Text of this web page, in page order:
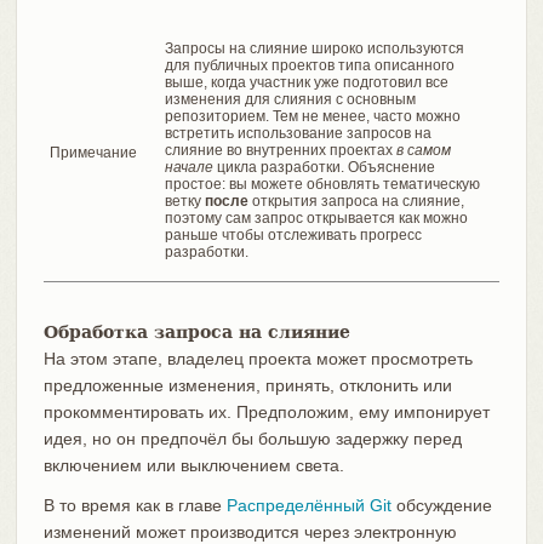
Примечание
Запросы на слияние широко используются
для публичных проектов типа описанного
выше, когда участник уже подготовил все
изменения для слияния с основным
репозиторием. Тем не менее, часто можно
встретить использование запросов на
слияние во внутренних проектах в самом
началецикла разработки. Объяснение
простое: вы можете обновлять тематическую
ветку послеоткрытия запроса на слияние,
поэтому сам запрос открывается как можно
раньше чтобы отслеживать прогресс
разработки.
Обработка запроса на слияние
На этом этапе, владелец проекта может просмотреть
предложенные изменения, принять, отклонить или
прокомментировать их. Предположим, ему импонирует
идея, но он предпочёл бы большую задержку перед
включением или выключением света.
В то время как в главе Распределённый Gitобсуждение
изменений может производится через электронную